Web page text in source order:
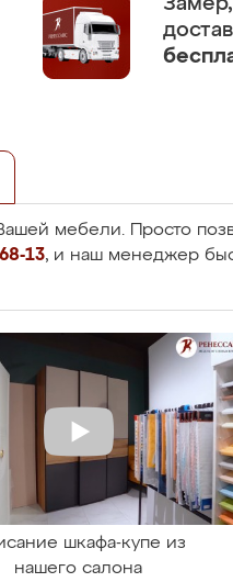
мебели. Просто
13, и наш менеджер
шкафа-купе из
нашего салона